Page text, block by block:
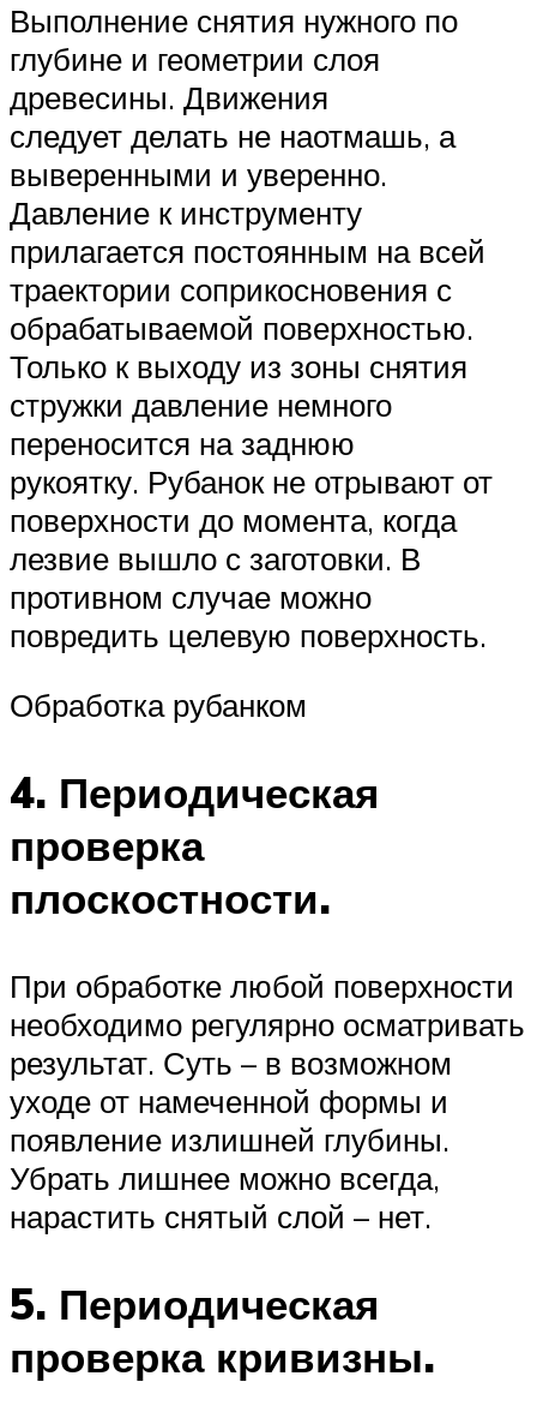
Выполнение снятия нужного по
глубине и геометрии слоя
древесины. Движения
следует делать не наотмашь, а
выверенными и уверенно.
Давление к инструменту
прилагается постоянным на всей
траектории соприкосновения с
обрабатываемой поверхностью.
Только к выходу из зоны снятия
стружки давление немного
переносится на заднюю
рукоятку. Рубанок не отрывают от
поверхности до момента, когда
лезвие вышло с заготовки. В
противном случае можно
повредить целевую поверхность.
Обработка рубанком
4. Периодическая
проверка
плоскостности.
При обработке любой поверхности
необходимо регулярно осматривать
результат. Суть – в возможном
уходе от намеченной формы и
появление излишней глубины.
Убрать лишнее можно всегда,
нарастить снятый слой – нет.
5. Периодическая
проверка кривизны.